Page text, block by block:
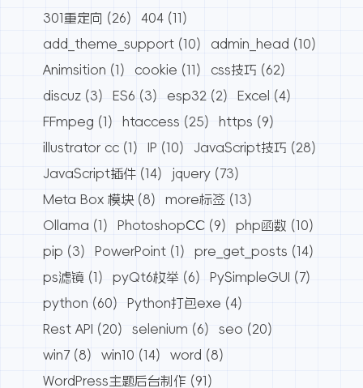
301重定向 (26) 404 (11)
add_theme_support (10) admin_head (10)
Animsition (1) cookie (11) css技巧 (62)
discuz (3) ES6 (3) esp32 (2) Excel
(4)
FFmpeg (1) htaccess (25) https (9)
illustrator cc (1) IP (10) JavaScript技巧 (28)
JavaScript插件 (14) jquery (73)
Meta Box 模块 (8) more标签 (13)
Ollama (1) PhotoshopCC (9) php函数 (10)
pip (3) PowerPoint (1) pre_get_posts (14)
ps滤镜 (1) pyQt6枚举 (6) PySimpleGUI
(7)
python (60) Python打包exe (4)
Rest API
(20) selenium (6) seo (20)
win7 (8) win10 (14) word (8)
WordPress主题后台制作 (91)